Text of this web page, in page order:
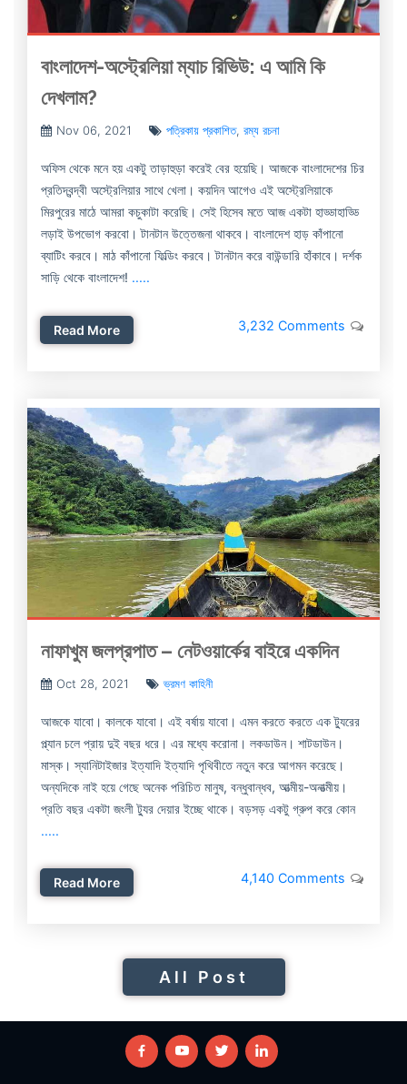
বাংলাদেশ-অস্ট্রেলিয়া ম্যাচ রিভিউ: এ আমি কি
দেখলাম?
Nov 06, 2021 পত্রিকায় প্রকাশিত, রম্য রচনা
অফিস থেকে মনে হয় একটু তাড়াহুড়া করেই বের হয়েছি। আজকে বাংলাদেশের চির
প্রতিদ্বন্দ্বী অস্ট্রেলিয়ার সাথে খেলা। কয়দিন আগেও এই অস্ট্রেলিয়াকে
মিরপুরের মাঠে আমরা কচুকাটা করেছি। সেই হিসেব মতে আজ একটা হাড্ডাহাড্ডি
লড়াই উপভোগ করবো। টানটান উত্তেজনা থাকবে। বাংলাদেশ হাড় কাঁপানো
ব্যাটিং করবে। মাঠ কাঁপানো ফিল্ডিং করবে। টানটান করে বাউন্ডারি হাঁকাবে। দর্শক
সাড়ি থেকে বাংলাদেশ! .....
Read More 3,232 Comments
নাফাখুম জলপ্রপাত – নেটওয়ার্কের বাইরে একদিন
Oct 28, 2021 ভ্রমণ কাহিনী
আজকে যাবো। কালকে যাবো। এই বর্ষায় যাবো। এমন করতে করতে এক ট্যুরের
প্ল্যান চলে প্রায় দুই বছর ধরে। এর মধ্যে করোনা। লকডাউন। শাটডাউন।
মাস্ক। স্যানিটাইজার ইত্যাদি ইত্যাদি পৃথিবীতে নতুন করে আগমন করেছে।
অন্যদিকে নাই হয়ে গেছে অনেক পরিচিত মানুষ, বন্ধুবান্ধব, আত্মীয়-অনাত্মীয়।
প্রতি বছর একটা জংলী ট্যুর দেয়ার ইচ্ছে থাকে। বড়সড় একটু গ্রুপ করে কোন
.....
Read More 4,140 Comments
All Post